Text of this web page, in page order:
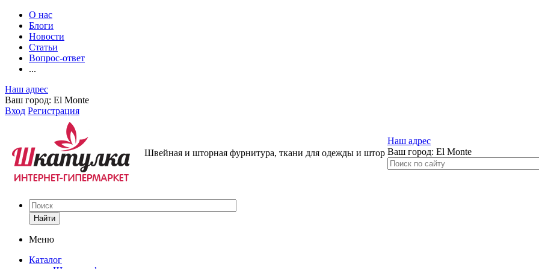
О нас
Блоги
Новости
Статьи
Вопрос-ответ
...
Наш адрес
Ваш город: El Monte
Вход Регистрация
Швейная и шторная фурнитура, ткани для одежды и штор
Наш адрес
Ваш город: El Monte
Найти
Меню
Каталог